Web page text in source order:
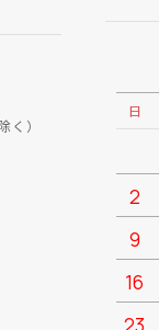
く）
日
2
9
16
23